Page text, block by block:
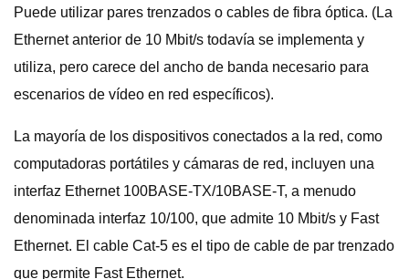
Puede utilizar pares trenzados o cables de fibra óptica. (La
Ethernet anterior de 10 Mbit/s todavía se implementa y
utiliza, pero carece del ancho de banda necesario para
escenarios de vídeo en red específicos).
La mayoría de los dispositivos conectados a la red, como
computadoras portátiles y cámaras de red, incluyen una
interfaz Ethernet 100BASE-TX/10BASE-T, a menudo
denominada interfaz 10/100, que admite 10 Mbit/s y Fast
Ethernet. El cable Cat-5 es el tipo de cable de par trenzado
que permite Fast Ethernet.